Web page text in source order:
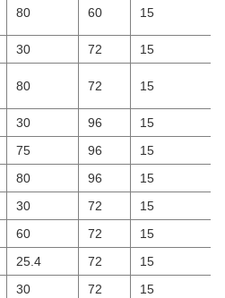
80 60 15
30 72 15
80 72 15
30 96
15
75 96
15
80 96
15
30 72
15
60 72
15
25.4 72
15
30 72
15